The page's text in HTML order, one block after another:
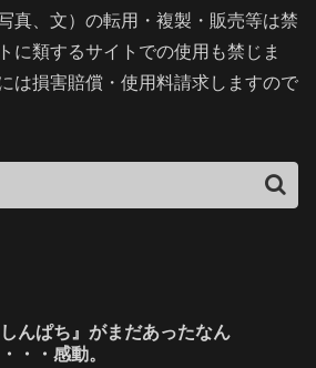
真、文）の転用・複製・販売等は禁
に類するサイトでの使用も禁じま
は損害賠償・使用料請求しますので
しんぱち』がまだあったなん
・・感動。